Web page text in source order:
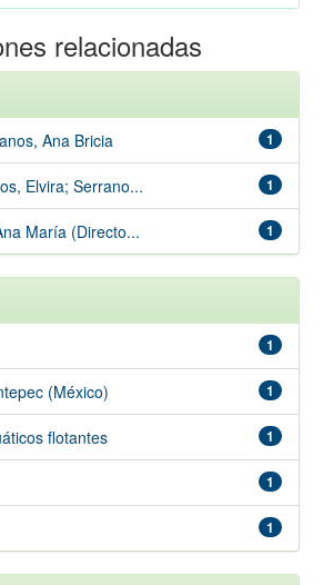
relacionadas
1
Ana Bricia
1
Elvira; Serrano...
1
María (Directo...
1
1
(México)
1
flotantes
1
1